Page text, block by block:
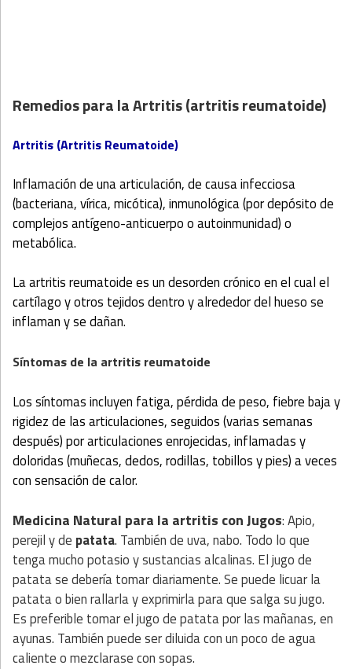
Remedios para la Artritis (artritis reumatoide)
Artritis (Artritis Reumatoide)
Inflamación de una articulación, de causa infecciosa
(bacteriana, vírica, micótica), inmunológica (por depósito de
complejos antígeno-anticuerpo o autoinmunidad) o
metabólica.
La artritis reumatoide es un desorden crónico en el cual el
cartílago y otros tejidos dentro y alrededor del hueso se
inflaman y se dañan.
Síntomas de la artritis reumatoide
Los síntomas incluyen fatiga, pérdida de peso, fiebre baja y
rigidez de las articulaciones, seguidos (varias semanas
después) por articulaciones enrojecidas, inflamadas y
doloridas (muñecas, dedos, rodillas, tobillos y pies) a veces
con sensación de calor.
Medicina Natural para la artritis con Jugos: Apio,
perejil y de patata. También de uva, nabo. Todo lo que
tenga mucho potasio y sustancias alcalinas. El jugo de
patata se debería tomar diariamente. Se puede licuar la
patata o bien rallarla y exprimirla para que salga su jugo.
Es preferible tomar el jugo de patata por las mañanas, en
ayunas. También puede ser diluida con un poco de agua
caliente o mezclarase con sopas.